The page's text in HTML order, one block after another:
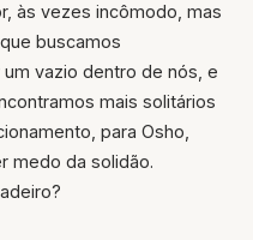
às vezes incômodo, mas
buscamos
vazio dentro de nós, e
mais solitários
para Osho,
medo da solidão.